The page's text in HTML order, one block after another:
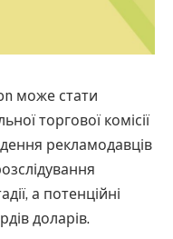
може стати
торгової комісії
рекламодавців
а потенційні
доларів.